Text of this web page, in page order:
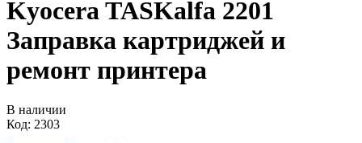
Kyocera TASKalfa 2201
Заправка картриджей и
ремонт принтера
В наличии
Код: 2303